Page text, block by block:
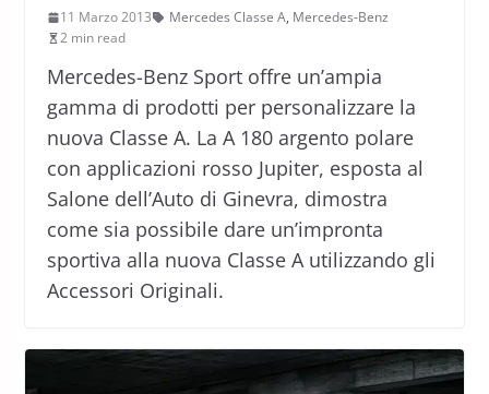
11 Marzo 2013 Mercedes Classe A, Mercedes-Benz
2 min read
Mercedes-Benz Sport offre un’ampia
gamma di prodotti per personalizzare la
nuova Classe A. La A 180 argento polare
con applicazioni rosso Jupiter, esposta al
Salone dell’Auto di Ginevra, dimostra
come sia possibile dare un’impronta
sportiva alla nuova Classe A utilizzando gli
Accessori Originali.